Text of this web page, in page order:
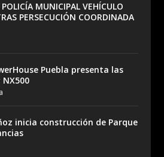
POLICÍA MUNICIPAL VEHÍCULO
PERSECUCIÓN COORDINADA
Puebla presenta las
NX500
inicia construcción de Parque